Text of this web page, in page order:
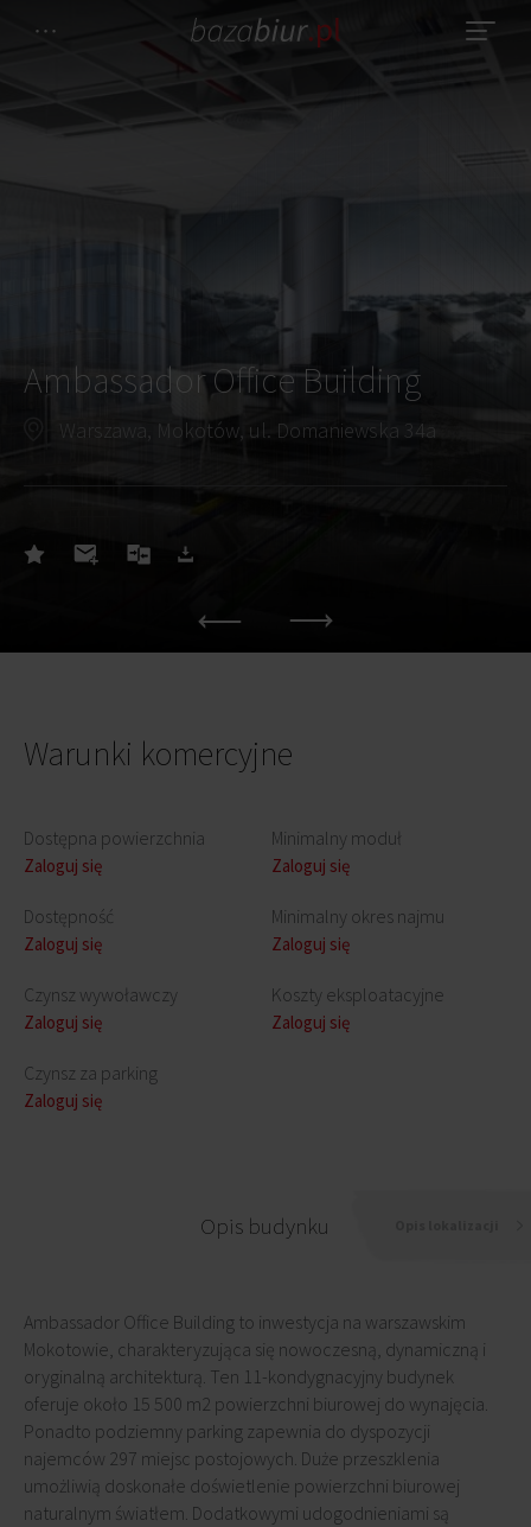
Ambassador Office Building
Warszawa, Mokotów, ul. Domaniewska 34a
Warunki komercyjne
Dostępna powierzchnia
Zaloguj się
Dostępność
Zaloguj się
Czynsz wywoławczy
Zaloguj się
Czynsz za parking
Zaloguj się
Minimalny moduł
Zaloguj się
Minimalny okres najmu
Zaloguj się
Koszty eksploatacyjne
Zaloguj się
Opis budynku
Ambassador Office Building to inwestycja na warszawskim
Mokotowie, charakteryzująca się nowoczesną, dynamiczną i
oryginalną architekturą. Ten 11-kondygnacyjny budynek
oferuje około 15 500 m2 powierzchni biurowej do wynajęcia.
Ponadto podziemny parking zapewnia do dyspozycji
najemców 297 miejsc postojowych. Duże przeszklenia
umożliwią doskonałe doświetlenie powierzchni biurowej
naturalnym światłem. Dodatkowymi udogodnieniami są